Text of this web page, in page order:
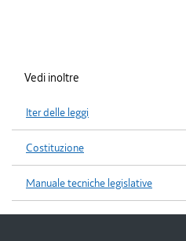
Vedi inoltre
Iter delle leggi
Costituzione
Manuale tecniche legislative